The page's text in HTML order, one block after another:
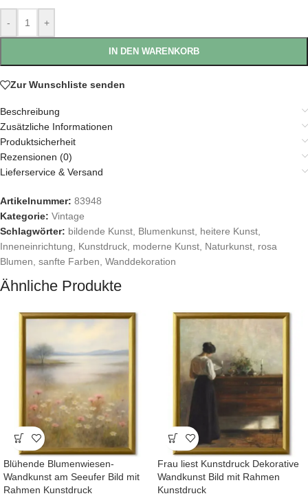
- +
IN DEN WARENKORB
Zur Wunschliste senden
Beschreibung
Zusätzliche Informationen
Produktsicherheit
Rezensionen (0)
Lieferservice & Versand
Artikelnummer: 83948
Kategorie: Vintage
Schlagwörter: bildende Kunst Blumenkunst heitere Kunst
Inneneinrichtung
Kunstdruck moderne Kunst Naturkunst rosa
Blumen sanfte Farben Wanddekoration
Ähnliche Produkte
Blühende Blumenwiesen-
Wandkunst am Seeufer Bild mit
Rahmen Kunstdruck
Frau liest Kunstdruck Dekorative
Wandkunst Bild mit Rahmen
Kunstdruck